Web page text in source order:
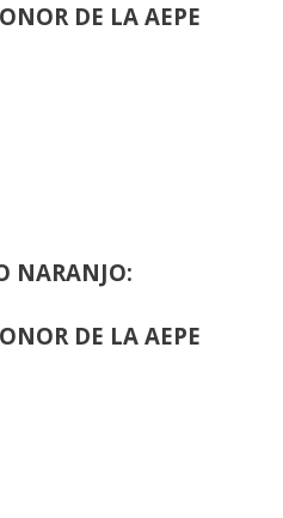
DE LA AEPE
NARANJO:
DE LA AEPE